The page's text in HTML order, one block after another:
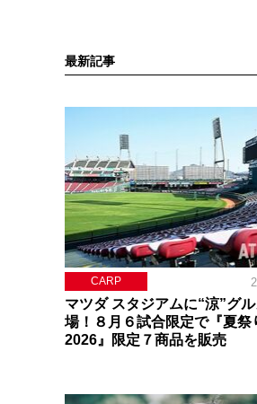
最新記事
CARP
マツダ スタジアムに“涼”グ
場！８月６試合限定で『夏祭
2026』限定７商品を販売